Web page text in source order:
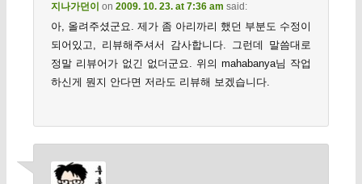
지나가던이 on 2009. 10. 23. at 7:36 am said:
아, 올려주셨군요. 제가 좀 아리까리 했던 부분도 수정이
되어있고, 리뷰해주셔서 감사합니다. 그런데 말씀대로
정말 리뷰어가 없긴 없더군요. 위의 mahabanya님 작업
하신게 뭔지 안다면 저라도 리뷰해 보겠습니다.